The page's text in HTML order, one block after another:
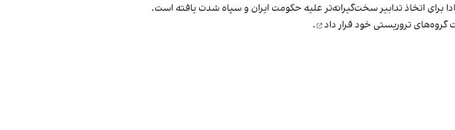
برای اتخاذ تدابیر سخت‌گیرانه‌تر علیه حکومت ایران و سپاه شدت یافته است.
قرار داد .